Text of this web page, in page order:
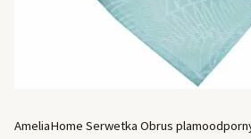
AmeliaHome Serwetka Obrus